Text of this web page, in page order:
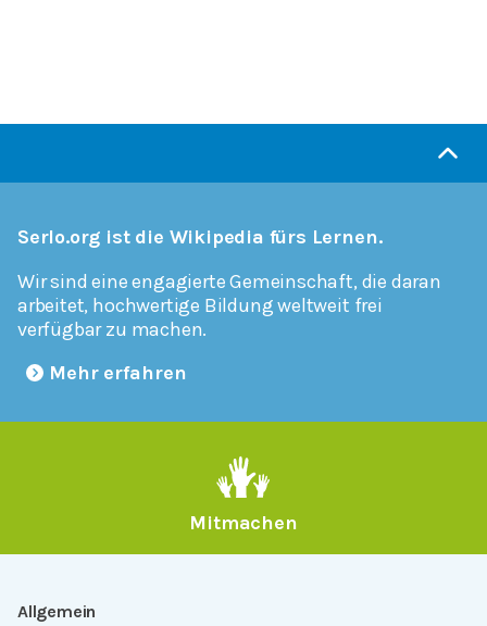
Serlo.org ist die Wikipedia fürs Lernen.
Wir sind eine engagierte Gemeinschaft, die daran
arbeitet, hochwertige Bildung weltweit frei
verfügbar zu machen.
Mehr erfahren
Mitmachen
Allgemein